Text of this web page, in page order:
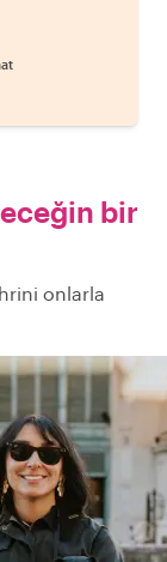
bir
onlarla